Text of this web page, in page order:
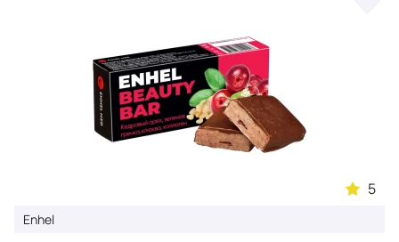
5
Enhel